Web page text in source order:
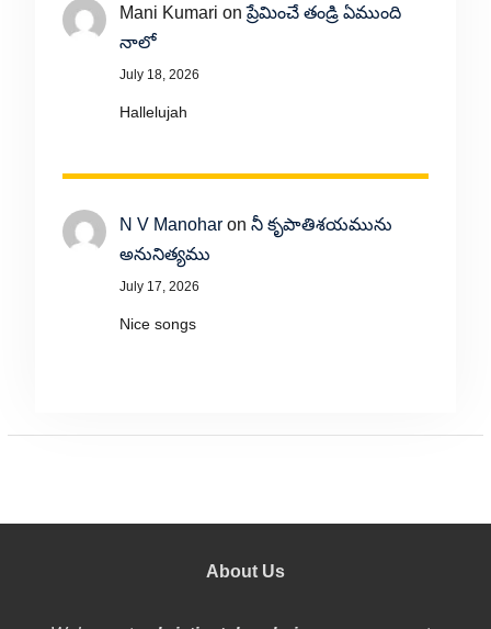
Mani Kumari onప్రేమించే తండ్రి ఏముంది
నాలో
July 18, 2026
Hallelujah
N V Manoharon నీ కృపాతిశయమును
అనునిత్యము
July 17, 2026
Nice songs
About Us